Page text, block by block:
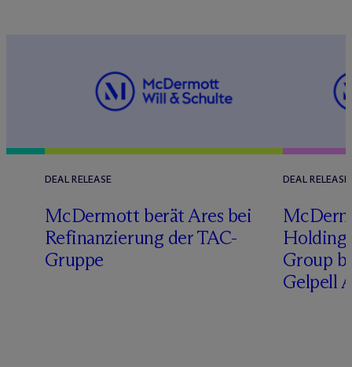
DEAL RELEASE
McDermott berät Ares bei
Refinanzierung der TAC-
Gruppe
DEAL RELEASE
Mc
Holding
Group
Gelpell